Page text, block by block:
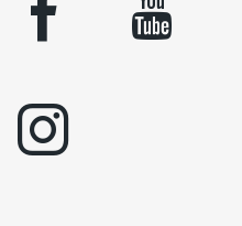
facebook youtube
instagram